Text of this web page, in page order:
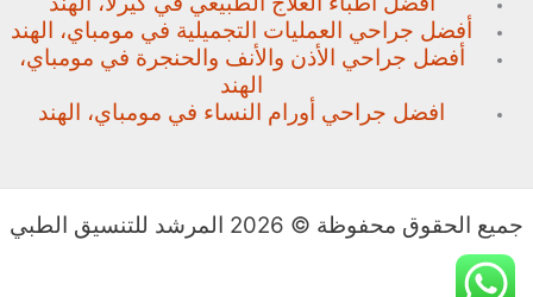
أفضل جراحي العمليات التجميلية في مومباي، الهند
أفضل جراحي الأذن والأنف والحنجرة في مومباي،
الهند
افضل جراحي أورام النساء في مومباي، الهند
جميع الحقوق محفوظة © 2026 المرشد للتنسيق الطبي